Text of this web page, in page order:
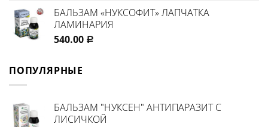
БАЛЬЗАМ «НУКСОФИТ» ЛАПЧАТКА
ЛАМИНАРИЯ
540.00 Р
ПОПУЛЯРНЫЕ
БАЛЬЗАМ "НУКСЕН" АНТИПАРАЗИТ С
ЛИСИЧКОЙ